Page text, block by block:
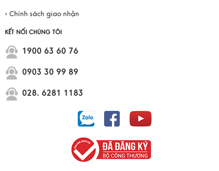
› Chính sách giao nhận
KẾT NỐI CHÚNG TÔI
1900 63 60 76
0903 30 99 89
028. 6281 1183